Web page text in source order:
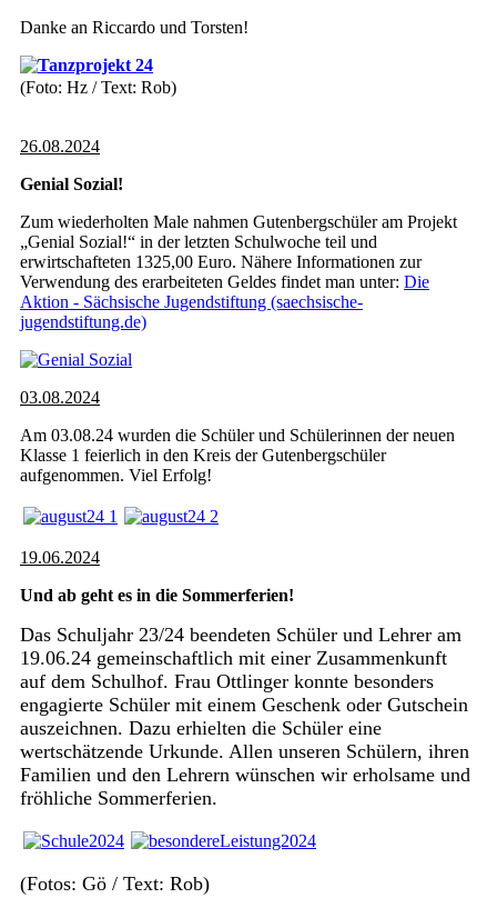
Danke an Riccardo und Torsten!
(Foto: Hz / Text: Rob)
26.08.2024
Genial Sozial!
Zum wiederholten Male nahmen Gutenbergschüler am Projekt
„Genial Sozial!“ in der letzten Schulwoche teil und
erwirtschafteten 1325,00 Euro. Nähere Informationen zur
Verwendung des erarbeiteten Geldes findet man unter: Die
Aktion - Sächsische Jugendstiftung (saechsische-
jugendstiftung.de)
03.08.2024
Am 03.08.24 wurden die Schüler und Schülerinnen der neuen
Klasse 1 feierlich in den Kreis der Gutenbergschüler
aufgenommen. Viel Erfolg!
19.06.2024
Und ab geht es in die Sommerferien!
Das Schuljahr 23/24 beendeten Schüler und Lehrer am
19.06.24 gemeinschaftlich mit einer Zusammenkunft
auf dem Schulhof. Frau Ottlinger konnte besonders
engagierte Schüler mit einem Geschenk oder Gutschein
auszeichnen. Dazu erhielten die Schüler eine
wertschätzende Urkunde. Allen unseren Schülern, ihren
Familien und den Lehrern wünschen wir erholsame und
fröhliche Sommerferien.
(Fotos: Gö / Text: Rob)